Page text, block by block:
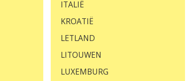
ITALIË
KROATIË
LETLAND
LITOUWEN
LUXEMBURG